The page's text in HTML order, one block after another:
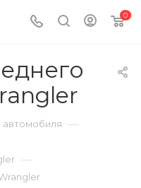
0
автомобиля —
—